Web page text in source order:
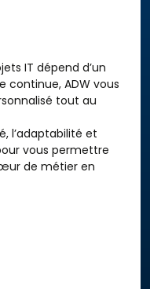
IT dépend d’un
continue, ADW vous
tout au
l’adaptabilité et
vous permettre
de métier en